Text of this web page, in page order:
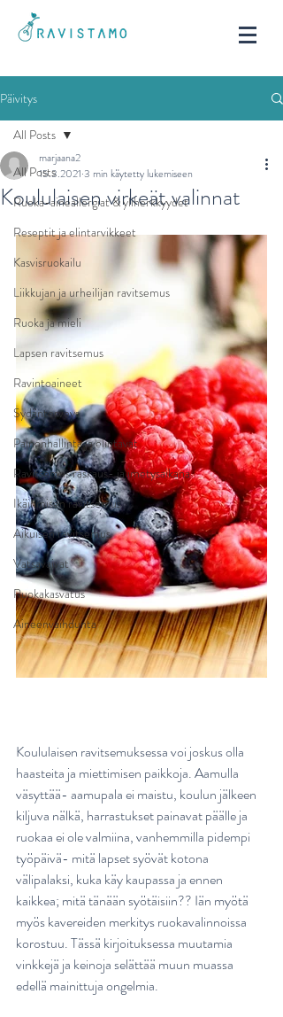
Päivitys
All Posts
Ruoka-aineallergiat & yliherkkyydet
Reseptit ja elintarvikkeet
Kasvisruokailu
Liikkujan ja urheilijan ravitsemus
Ruoka ja mieli
Lapsen ravitsemus
Ravintoaineet
Sydänterveys
Painonhallinta ja elintavat
Ravitsemus raskaus- ja imetysaikana
Ikäihmisen ravitsemus
Aikuisen ravitsemus
Vatsavaivat
Ruokakasvatus
Aineenvaihdunta
All Posts
Koululaisen virkeät valinnat
marjaana2
15.3.2021 3 min käytetty lukemiseen
Koululaisen ravitsemuksessa voi joskus olla
haasteita ja miettimisen paikkoja. Aamulla
väsyttää- aamupala ei maistu, koulun jälkeen
kiljuva nälkä, harrastukset painavat päälle ja
ruokaa ei ole valmiina, vanhemmilla pidempi
työpäivä- mitä lapset syövät kotona
välipalaksi, kuka käy kaupassa ja ennen
kaikkea; mitä tänään syötäisiin?? Iän myötä
myös kavereiden merkitys ruokavalinnoissa
korostuu. Tässä kirjoituksessa muutamia
vinkkejä ja keinoja selättää muun muassa
edellä mainittuja ongelmia.